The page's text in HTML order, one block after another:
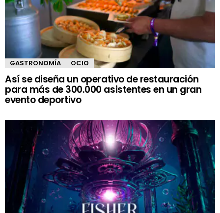
GASTRONOMÍA OCIO
Así se diseña un operativo de restauración
para más de 300.000 asistentes en un gran
evento deportivo